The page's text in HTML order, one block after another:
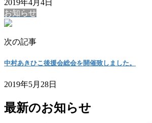
2019年4月4日
お知らせ
次の記事
中村あきひこ後援会総会を開催致しました。
2019年5月28日
最新のお知らせ